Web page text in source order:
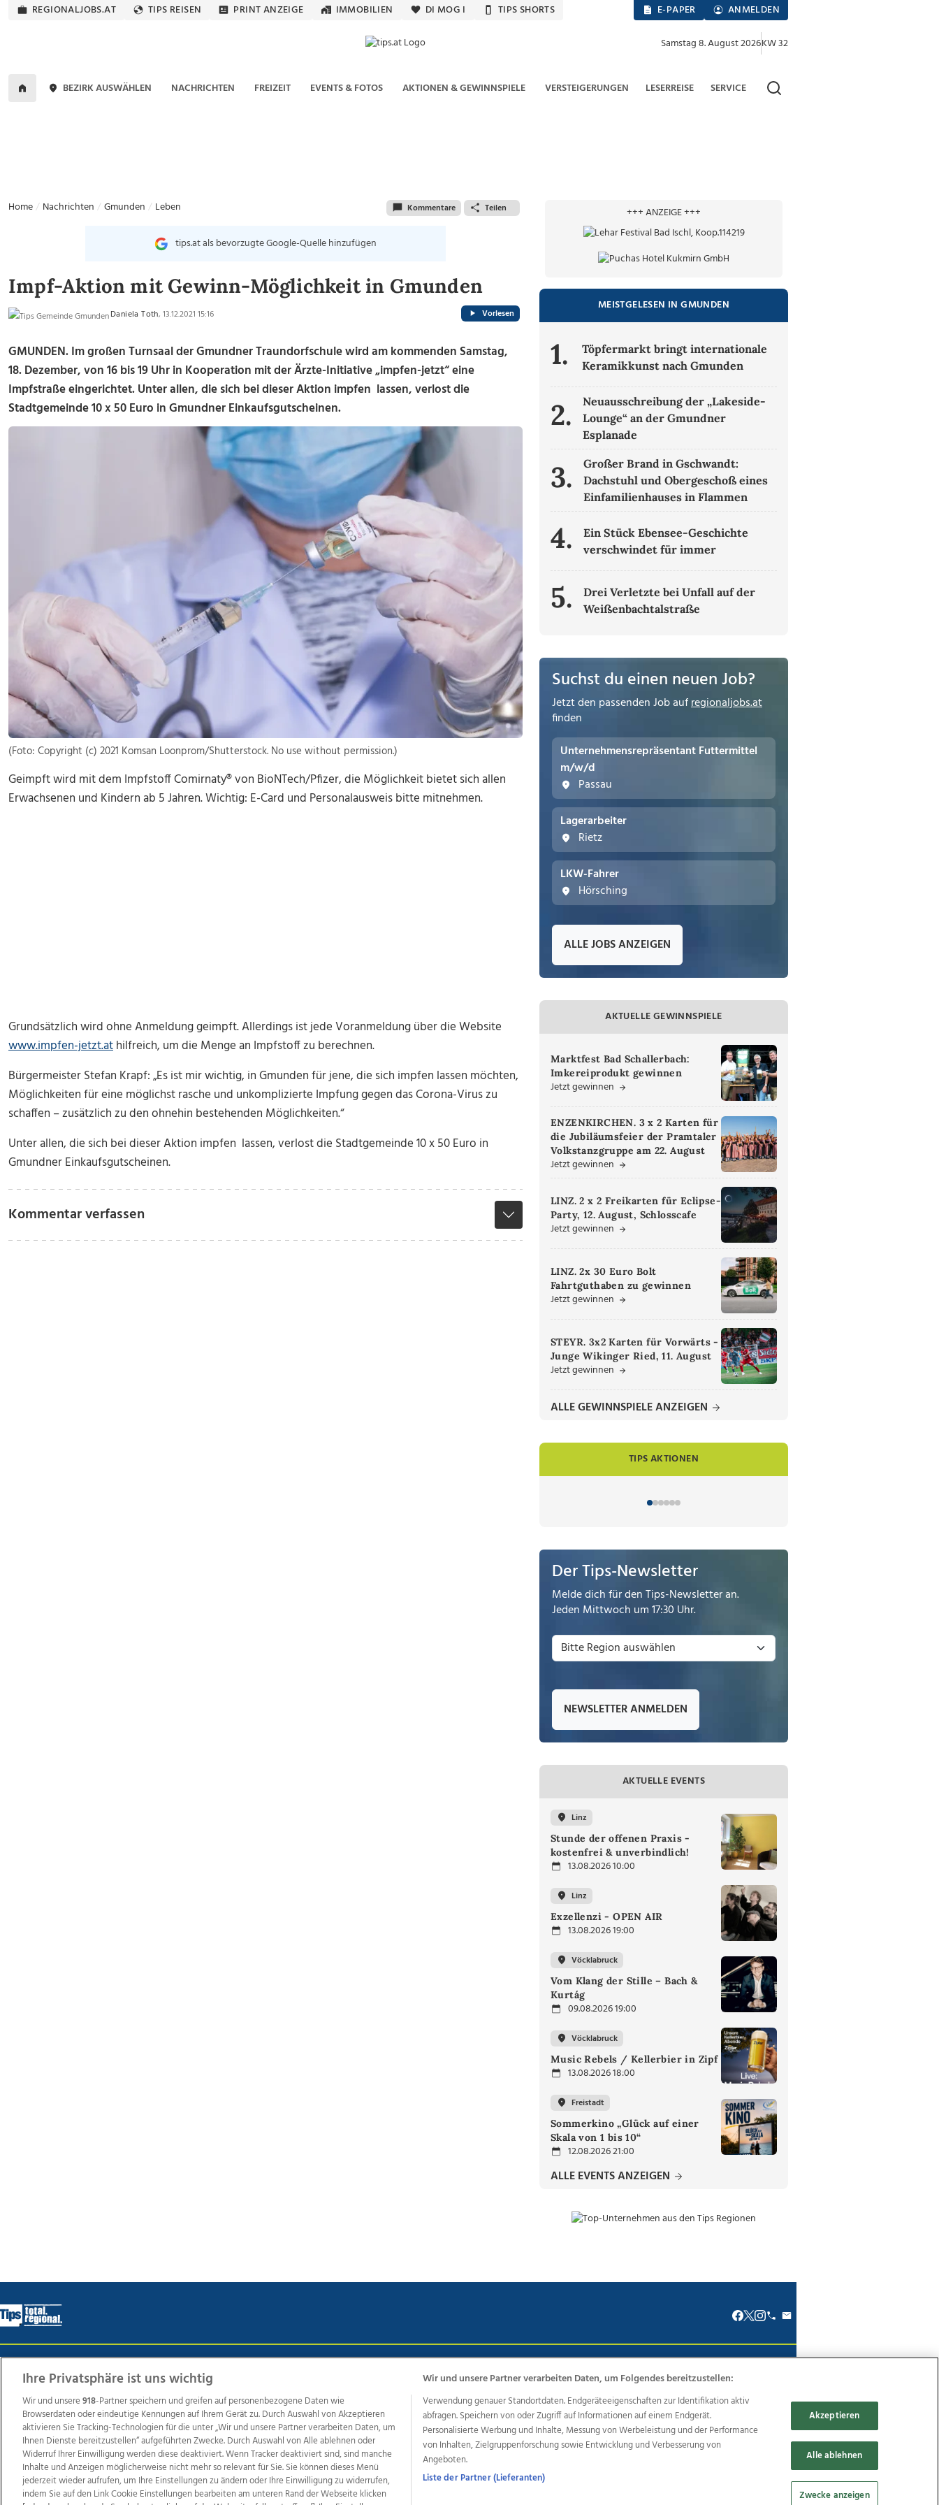
REGIONALJOBS.AT TIPS REISEN PRINT ANZEIGE IMMOBILIEN DI MOG I TIPS SHORTS E-PAPER ANMELDEN
Samstag 8. August 2026KW 32
BEZIRK AUSWÄHLEN NACHRICHTEN FREIZEIT EVENTS & FOTOS AKTIONEN & GEWINNSPIELE VERSTEIGERUNGEN LESERREISE SERVICE
Home Nachrichten Gmunden Leben Kommentare Teilen
tips.at als bevorzugte Google-Quelle hinzufügen
Impf-Aktion mit Gewinn-Möglichkeit in Gmunden
Daniela Toth, 13.12.2021 15:16 Vorlesen
GMUNDEN. Im großen Turnsaal der Gmundner Traundorfschule wird am kommenden Samstag,
18. Dezember, von 16 bis 19 Uhr in Kooperation mit der Ärzte-Initiative „impfen-jetzt“ eine
Impfstraße eingerichtet. Unter allen, die sich bei dieser Aktion impfen lassen, verlost die
Stadtgemeinde 10 x 50 Euro in Gmundner Einkaufsgutscheinen.
(Foto: Copyright (c) 2021 Komsan Loonprom/Shutterstock. No use without permission.)
Geimpft wird mit dem Impfstoff Comirnaty® von BioNTech/Pfizer, die Möglichkeit bietet sich allen
Erwachsenen und Kindern ab 5 Jahren. Wichtig: E-Card und Personalausweis bitte mitnehmen.
Grundsätzlich wird ohne Anmeldung geimpft. Allerdings ist jede Voranmeldung über die Website
www.impfen-jetzt.athilfreich, um die Menge an Impfstoff zu berechnen.
Bürgermeister Stefan Krapf: „Es ist mir wichtig, in Gmunden für jene, die sich impfen lassen möchten,
Möglichkeiten für eine möglichst rasche und unkomplizierte Impfung gegen das Corona-Virus zu
schaffen – zusätzlich zu den ohnehin bestehenden Möglichkeiten.“
Unter allen, die sich bei dieser Aktion impfen lassen, verlost die Stadtgemeinde 10 x 50 Euro in
Gmundner Einkaufsgutscheinen.
Kommentar verfassen
+++ ANZEIGE +++
MEISTGELESEN IN GMUNDEN
1.
Töpfermarkt bringt internationale
Keramikkunst nach Gmunden
2.
Neuausschreibung der „Lakeside-
Lounge“ an der Gmundner
Esplanade
3.
Großer Brand in Gschwandt:
Dachstuhl und Obergeschoß eines
Einfamilienhauses in Flammen
4.
Ein Stück Ebensee-Geschichte
verschwindet für immer
5.
Drei Verletzte bei Unfall auf der
Weißenbachtalstraße
Suchst du einen neuen Job?
Jetzt den passenden Job aufregionaljobs.at
finden
Unternehmensrepräsentant Futtermittel
m/w/d
Passau
Lagerarbeiter
Rietz
LKW-Fahrer
Hörsching
ALLE JOBS ANZEIGEN
AKTUELLE GEWINNSPIELE
Marktfest Bad Schallerbach:
Imkereiprodukt gewinnen
Jetzt gewinnen
ENZENKIRCHEN. 3 x 2 Karten für
die Jubiläumsfeier der Pramtaler
Volkstanzgruppe am 22. August
Jetzt gewinnen
LINZ. 2 x 2 Freikarten für Eclipse-
Party, 12. August, Schlosscafe
Jetzt gewinnen
LINZ. 2x 30 Euro Bolt
Fahrtguthaben zu gewinnen
Jetzt gewinnen
STEYR. 3x2 Karten für Vorwärts -
Junge Wikinger Ried, 11. August
Jetzt gewinnen
ALLE GEWINNSPIELE ANZEIGEN
TIPS AKTIONEN
Der Tips-Newsletter
Melde dich für den Tips-Newsletter an.
Jeden Mittwoch um 17:30 Uhr.
NEWSLETTER ANMELDEN
AKTUELLE EVENTS
Linz
Stunde der offenen Praxis -
kostenfrei & unverbindlich!
13.08.2026 10:00
Linz
Exzellenzi - OPEN AIR
13.08.2026 19:00
Vöcklabruck
Vom Klang der Stille – Bach &
Kurtág
09.08.2026 19:00
Vöcklabruck
Music Rebels / Kellerbier in Zipf
13.08.2026 18:00
Freistadt
Sommerkino „Glück auf einer
Skala von 1 bis 10“
12.08.2026 21:00
ALLE EVENTS ANZEIGEN
Wir über uns Mediadaten Kontakt AGB Anzeigekunden AGB Website Ehrenkodex Politische Werbung
Weitere Angebote des Medienhauses Wimmer
TV1 di-mog-i.at OÖNow Ischler Woche Life Radio OÖNachrichten OÖN Immobilien OÖN Karriere OÖN Reise
Promenaden Galerien
Regionaljobs
wasistlos.at wirtrauern.at
Ihre Privatsphäre ist uns wichtig
Wir und unsere918-Partner speichern und greifen auf personenbezogene Daten wie
Browserdaten oder eindeutige Kennungen auf Ihrem Gerät zu. Durch Auswahl von Akzeptieren
aktivieren Sie Tracking-Technologien für die unter „Wir und unsere Partner verarbeiten Daten, um
Ihnen Dienste bereitzustellen“ aufgeführten Zwecke. Durch Auswahl von Alle ablehnen oder
Widerruf Ihrer Einwilligung werden diese deaktiviert. Wenn Tracker deaktiviert sind, sind manche
Inhalte und Anzeigen möglicherweise nicht mehr so relevant für Sie. Sie können dieses Menü
jederzeit wieder aufrufen, um Ihre Einstellungen zu ändern oder Ihre Einwilligung zu widerrufen,
indem Sie auf den Link Cookie Einstellungen bearbeiten am unteren Rand der Webseite klicken
Wir und unsere Partner verarbeiten Daten, um Folgendes bereitzustellen:
Verwendung genauer Standortdaten. Endgeräteeigenschaften zur Identifikation aktiv
abfragen. Speichern von oder Zugriff auf Informationen auf einem Endgerät.
Personalisierte Werbung und Inhalte, Messung von Werbeleistung und der Performance
von Inhalten, Zielgruppenforschung sowie Entwicklung und Verbesserung von
Angeboten.
Liste der Partner (Lieferanten)
Akzeptieren
Alle ablehnen
Zwecke anzeigen